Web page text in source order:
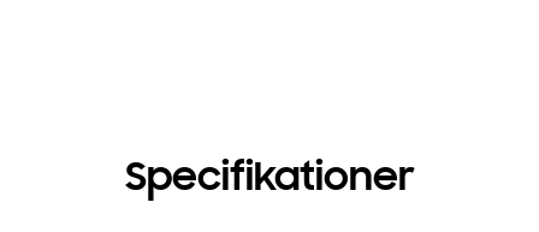
Specifikationer